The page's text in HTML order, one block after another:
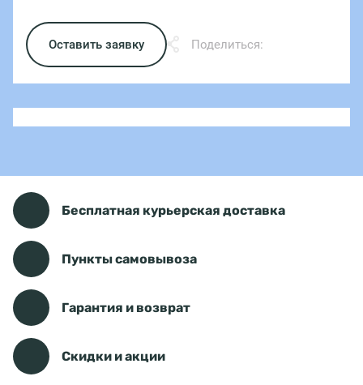
Оставить заявку Поделиться:
Бесплатная курьерская доставка
Пункты самовывоза
Гарантия и возврат
Скидки и акции